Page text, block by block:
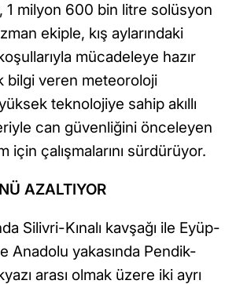
1 milyon 600 bin litre solüsyon
ekiple, kış aylarındaki
mücadeleye hazır
bilgi veren meteoroloji
teknolojiye sahip akıllı
can güvenliğini önceleyen
için çalışmalarını sürdürüyor.
AZALTIYOR
Silivri-Kınalı kavşağı ile Eyüp-
Anadolu yakasında Pendik-
arası olmak üzere iki ayrı